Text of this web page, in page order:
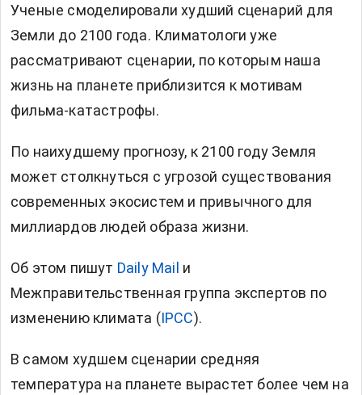
Ученые смоделировали худший сценарий для
Земли до 2100 года. Климатологи уже
рассматривают сценарии, по которым наша
жизнь на планете приблизится к мотивам
фильма-катастрофы.
По наихудшему прогнозу, к 2100 году Земля
может столкнуться с угрозой существования
современных экосистем и привычного для
миллиардов людей образа жизни.
Об этом пишут Daily Mail и
Межправительственная группа экспертов по
изменению климата (IPCC).
В самом худшем сценарии средняя
температура на планете вырастет более чем на